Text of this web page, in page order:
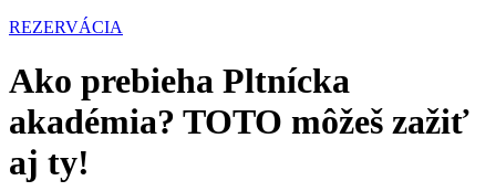
REZERVÁCIA
Ako prebieha Pltnícka
akadémia? TOTO môžeš zažiť
aj ty!